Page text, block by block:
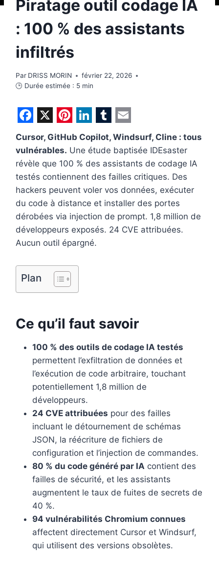
Piratage outil codage IA
: 100 % des assistants
infiltrés
Par DRISS MORIN
février 22, 2026
🕒 Durée estimée : 5 min
F
a
c
e
b
o
o
k
X
P
i
n
t
e
r
e
s
L
i
n
k
e
d
I
n
T
u
m
b
l
r
E
m
a
i
l
Cursor, GitHub Copilot, Windsurf, Cline : tous
vulnérables. Une étude baptisée IDEsaster
révèle que 100 % des assistants de codage IA
testés contiennent des failles critiques. Des
hackers peuvent voler vos données, exécuter
du code à distance et installer des portes
dérobées via injection de prompt. 1,8 million de
développeurs exposés. 24 CVE attribuées.
Aucun outil épargné.
Plan
Ce qu’il faut savoir
100 % des outils de codage IA testés
permettent l’exfiltration de données et
l’exécution de code arbitraire, touchant
potentiellement 1,8 million de
développeurs.
24 CVE attribuées pour des failles
incluant le détournement de schémas
JSON, la réécriture de fichiers de
configuration et l’injection de commandes.
80 % du code généré par IA contient des
failles de sécurité, et les assistants
augmentent le taux de fuites de secrets de
40 %.
94 vulnérabilités Chromium connues
affectent directement Cursor et Windsurf,
qui utilisent des versions obsolètes.